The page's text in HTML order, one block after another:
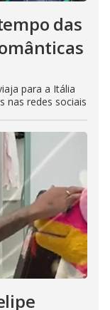
das
para a Itália
nas redes sociais